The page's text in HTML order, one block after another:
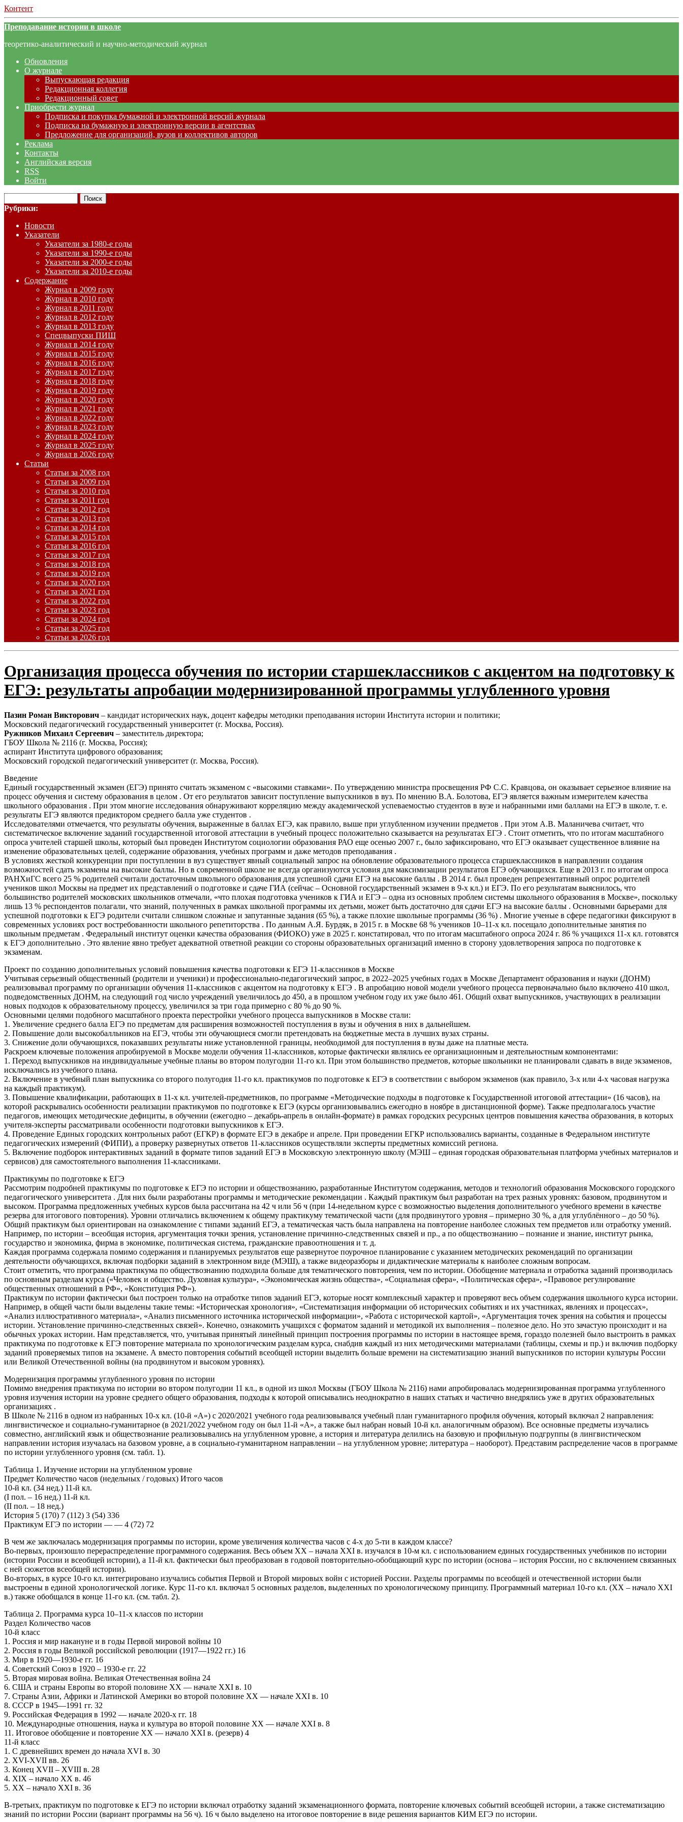
Контент
Преподавание истории в школе
теоретико-аналитический и научно-методический журнал
Обновления
О журнале
Выпускающая редакция
Редакционная коллегия
Редакционный совет
Приобрести журнал
Подписка и покупка бумажной и электронной версий журнала
Подписка на бумажную и электронную версии в агентствах
Предложение для организаций, вузов и коллективов авторов
Реклама
Контакты
Английская версия
RSS
Войти
Рубрики:
Новости
Указатели
Указатели за 1980-е годы
Указатели за 1990-е годы
Указатели за 2000-е годы
Указатели за 2010-е годы
Содержание
Журнал в 2009 году
Журнал в 2010 году
Журнал в 2011 году
Журнал в 2012 году
Журнал в 2013 году
Спецвыпуски ПИШ
Журнал в 2014 году
Журнал в 2015 году
Журнал в 2016 году
Журнал в 2017 году
Журнал в 2018 году
Журнал в 2019 году
Журнал в 2020 году
Журнал в 2021 году
Журнал в 2022 году
Журнал в 2023 году
Журнал в 2024 году
Журнал в 2025 году
Журнал в 2026 году
Статьи
Статьи за 2008 год
Статьи за 2009 год
Статьи за 2010 год
Статьи за 2011 год
Статьи за 2012 год
Статьи за 2013 год
Статьи за 2014 год
Статьи за 2015 год
Статьи за 2016 год
Статьи за 2017 год
Статьи за 2018 год
Статьи за 2019 год
Статьи за 2020 год
Статьи за 2021 год
Статьи за 2022 год
Статьи за 2023 год
Статьи за 2024 год
Статьи за 2025 год
Статьи за 2026 год
Организация процесса обучения по истории старшеклассников с акцентом на подготовку к
ЕГЭ: результаты апробации модернизированной программы углубленного уровня
Пазин Роман Викторович – кандидат исторических наук, доцент кафедры методики преподавания истории Института истории и политики;
Московский педагогический государственный университет (г. Москва, Россия).
Ружников Михаил Сергеевич – заместитель директора;
ГБОУ Школа № 2116 (г. Москва, Россия);
аспирант Института цифрового образования;
Московский городской педагогический университет (г. Москва, Россия).
Введение
Единый государственный экзамен (ЕГЭ) принято считать экзаменом с «высокими ставками». По утверждению министра просвещения РФ С.С. Кравцова, он оказывает серьезное влияние на
процесс обучения и систему образования в целом . От его результатов зависит поступление выпускников в вуз. По мнению В.А. Болотова, ЕГЭ является важным измерителем качества
школьного образования . При этом многие исследования обнаруживают корреляцию между академической успеваемостью студентов в вузе и набранными ими баллами на ЕГЭ в школе, т. е.
результаты ЕГЭ являются предиктором среднего балла уже студентов .
Исследователями отмечается, что результаты обучения, выраженные в баллах ЕГЭ, как правило, выше при углубленном изучении предметов . При этом А.В. Маланичева считает, что
систематическое включение заданий государственной итоговой аттестации в учебный процесс положительно сказывается на результатах ЕГЭ . Cтоит отметить, что по итогам масштабного
опроса учителей старшей школы, который был проведен Институтом социологии образования РАО еще осенью 2007 г., было зафиксировано, что ЕГЭ оказывает существенное влияние на
изменение образовательных целей, содержание образования, учебных программ и даже методов преподавания .
В условиях жесткой конкуренции при поступлении в вуз существует явный социальный запрос на обновление образовательного процесса старшеклассников в направлении создания
возможностей сдать экзамены на высокие баллы. Но в современной школе не всегда организуются условия для максимизации результатов ЕГЭ обучающихся. Еще в 2013 г. по итогам опроса
РАНХиГС всего 25 % родителей считали достаточным школьного образования для успешной сдачи ЕГЭ на высокие баллы . В 2014 г. был проведен репрезентативный опрос родителей
учеников школ Москвы на предмет их представлений о подготовке и сдаче ГИА (сейчас – Основной государственный экзамен в 9-х кл.) и ЕГЭ. По его результатам выяснилось, что
большинство родителей московских школьников отмечали, «что плохая подготовка учеников к ГИА и ЕГЭ – одна из основных проблем системы школьного образования в Москве», поскольку
лишь 13 % респондентов полагали, что знаний, полученных в рамках школьной программы их детьми, может быть достаточно для сдачи ЕГЭ на высокие баллы . Основными барьерами для
успешной подготовки к ЕГЭ родители считали слишком сложные и запутанные задания (65 %), а также плохие школьные программы (36 %) . Многие ученые в сфере педагогики фиксируют в
современных условиях рост востребованности школьного репетиторства . По данным А.Я. Бурдяк, в 2015 г. в Москве 68 % учеников 10–11-х кл. посещало дополнительные занятия по
школьным предметам . Федеральный институт оценки качества образования (ФИОКО) уже в 2025 г. констатировал, что по итогам масштабного опроса 2024 г. 86 % учащихся 11-х кл. готовятся
к ЕГЭ дополнительно . Это явление явно требует адекватной ответной реакции со стороны образовательных организаций именно в сторону удовлетворения запроса по подготовке к
экзаменам.
Проект по созданию дополнительных условий повышения качества подготовки к ЕГЭ 11-классников в Москве
Учитывая серьезный общественный (родители и ученики) и профессионально-педагогический запрос, в 2022–2025 учебных годах в Москве Департамент образования и науки (ДОНМ)
реализовывал программу по организации обучения 11-классников с акцентом на подготовку к ЕГЭ . В апробацию новой модели учебного процесса первоначально было включено 410 школ,
подведомственных ДОНМ, на следующий год число учреждений увеличилось до 450, а в прошлом учебном году их уже было 461. Общий охват выпускников, участвующих в реализации
новых подходов к образовательному процессу, увеличился за три года примерно с 80 % до 90 %.
Основными целями подобного масштабного проекта перестройки учебного процесса выпускников в Москве стали:
1. Увеличение среднего балла ЕГЭ по предметам для расширения возможностей поступления в вузы и обучения в них в дальнейшем.
2. Повышение доли высокобалльников на ЕГЭ, чтобы эти обучающиеся смогли претендовать на бюджетные места в лучших вузах страны.
3. Снижение доли обучающихся, показавших результаты ниже установленной границы, необходимой для поступления в вузы даже на платные места.
Раскроем ключевые положения апробируемой в Москве модели обучения 11-классников, которые фактически являлись ее организационным и деятельностным компонентами:
1. Переход выпускников на индивидуальные учебные планы во втором полугодии 11-го кл. При этом большинство предметов, которые школьники не планировали сдавать в виде экзаменов,
исключались из учебного плана.
2. Включение в учебный план выпускника со второго полугодия 11-го кл. практикумов по подготовке к ЕГЭ в соответствии с выбором экзаменов (как правило, 3-х или 4-х часовая нагрузка
на каждый практикум).
3. Повышение квалификации, работающих в 11-х кл. учителей-предметников, по программе «Методические подходы в подготовке к Государственной итоговой аттестации» (16 часов), на
которой раскрывались особенности реализации практикумов по подготовке к ЕГЭ (курсы организовывались ежегодно в ноябре в дистанционной форме). Также предполагалось участие
педагогов, имеющих методические дефициты, в обучении (ежегодно – декабрь-апрель в онлайн-формате) в рамках городских ресурсных центров повышения качества образования, в которых
учителя-эксперты рассматривали особенности подготовки выпускников к ЕГЭ.
4. Проведение Единых городских контрольных работ (ЕГКР) в формате ЕГЭ в декабре и апреле. При проведении ЕГКР использовались варианты, созданные в Федеральном институте
педагогических измерений (ФИПИ), а проверку развернутых ответов 11-классников осуществляли эксперты предметных комиссий региона.
5. Включение подборок интерактивных заданий в формате типов заданий ЕГЭ в Московскую электронную школу (МЭШ – единая городская образовательная платформа учебных материалов и
сервисов) для самостоятельного выполнения 11-классниками.
Практикумы по подготовке к ЕГЭ
Рассмотрим подробней практикумы по подготовке к ЕГЭ по истории и обществознанию, разработанные Институтом содержания, методов и технологий образования Московского городского
педагогического университета . Для них были разработаны программы и методические рекомендации . Каждый практикум был разработан на трех разных уровнях: базовом, продвинутом и
высоком. Программа предложенных учебных курсов была рассчитана на 42 ч или 56 ч (при 14-недельном курсе с возможностью выделения дополнительного учебного времени в качестве
резерва для итогового повторения). Уровни отличались включением к общему практикуму тематической части (для продвинутого уровня – примерно 30 %, а для углублённого – до 50 %).
Общий практикум был ориентирован на ознакомление с типами заданий ЕГЭ, а тематическая часть была направлена на повторение наиболее сложных тем предметов или отработку умений.
Например, по истории – всеобщая история, аргументация точки зрения, установление причинно-следственных связей и пр., а по обществознанию – познание и знание, институт рынка,
государство и экономика, фирма в экономике, политическая система, гражданские правоотношения и т. д.
Каждая программа содержала помимо содержания и планируемых результатов еще развернутое поурочное планирование с указанием методических рекомендаций по организации
деятельности обучающихся, включая подборки заданий в электронном виде (МЭШ), а также видеоразборы и дидактические материалы к наиболее сложным вопросам.
Стоит отметить, что программа практикума по обществознанию подходила больше для тематического повторения, чем по истории. Обобщение материала и отработка заданий производилась
по основным разделам курса («Человек и общество. Духовная культура», «Экономическая жизнь общества», «Социальная сфера», «Политическая сфера», «Правовое регулирование
общественных отношений в РФ», «Конституция РФ»).
Практикум по истории фактически был построен только на отработке типов заданий ЕГЭ, которые носят комплексный характер и проверяют весь объем содержания школьного курса истории.
Например, в общей части были выделены такие темы: «Историческая хронология», «Систематизация информации об исторических событиях и их участниках, явлениях и процессах»,
«Анализ иллюстративного материала», «Анализ письменного источника исторической информации», «Работа с исторической картой», «Аргументация точек зрения на события и процессы
истории. Установление причинно-следственных связей». Конечно, ознакомить учащихся с форматом заданий и методикой их выполнения – полезное дело. Но это зачастую происходит и на
обычных уроках истории. Нам представляется, что, учитывая принятый линейный принцип построения программы по истории в настоящее время, гораздо полезней было выстроить в рамках
практикума по подготовке к ЕГЭ повторение материала по хронологическим разделам курса, снабдив каждый из них методическими материалами (таблицы, схемы и пр.) и включив подборку
заданий проверяемых типов на экзамене. А вместо повторения событий всеобщей истории выделить больше времени на систематизацию знаний выпускников по истории культуры России
или Великой Отечественной войны (на продвинутом и высоком уровнях).
Модернизация программы углубленного уровня по истории
Помимо внедрения практикума по истории во втором полугодии 11 кл., в одной из школ Москвы (ГБОУ Школа № 2116) нами апробировалась модернизированная программа углубленного
уровня изучения истории на уровне среднего общего образования, подходы к которой описывались неоднократно в наших статьях и частично внедрялись уже в других образовательных
организациях .
В Школе № 2116 в одном из набранных 10-х кл. (10-й «А») с 2020/2021 учебного года реализовывался учебный план гуманитарного профиля обучения, который включал 2 направления:
лингвистическое и социально-гуманитарное (в 2021/2022 учебном году он был 11-й «А», а также был набран новый 10-й кл. аналогичным образом). Все основные предметы изучались
совместно, английский язык и обществознание реализовывались на углубленном уровне, а история и литература делились на базовую и профильную подгруппы (в лингвистическом
направлении история изучалась на базовом уровне, а в социально-гуманитарном направлении – на углубленном уровне; литература – наоборот). Представим распределение часов в программе
по истории углубленного уровня (см. табл. 1).
Таблица 1. Изучение истории на углубленном уровне
Предмет Количество часов (недельных / годовых) Итого часов
10-й кл. (34 нед.) 11-й кл.
(I пол. – 16 нед.) 11-й кл.
(II пол. – 18 нед.)
История 5 (170) 7 (112) 3 (54) 336
Практикум ЕГЭ по истории — — 4 (72) 72
В чем же заключалась модернизация программы по истории, кроме увеличения количества часов с 4-х до 5-ти в каждом классе?
Во-первых, произошло перераспределение программного содержания. Весь объем XX – начала XXI в. изучался в 10-м кл. с использованием единых государственных учебников по истории
(истории России и всеобщей истории), а 11-й кл. фактически был преобразован в годовой повторительно-обобщающий курс по истории (основа – история России, но с включением связанных
с ней сюжетов всеобщей истории).
Во-вторых, в курсе 10-го кл. интегрировано изучались события Первой и Второй мировых войн с историей России. Разделы программы по всеобщей и отечественной истории были
выстроены в единой хронологической логике. Курс 11-го кл. включал 5 основных разделов, выделенных по хронологическому принципу. Программный материал 10-го кл. (XX – начало XXI
в.) также обобщался в конце 11-го кл. (см. табл. 2).
Таблица 2. Программа курса 10–11-х классов по истории
Раздел Количество часов
10-й класс
1. Россия и мир накануне и в годы Первой мировой войны 10
2. Россия в годы Великой российской революции (1917—1922 гг.) 16
3. Мир в 1920—1930-е гг. 16
4. Советский Союз в 1920 – 1930-е гг. 22
5. Вторая мировая война. Великая Отечественная война 24
6. США и страны Европы во второй половине ХХ — начале XXI в. 10
7. Страны Азии, Африки и Латинской Америки во второй половине XX — начале XXI в. 10
8. СССР в 1945—1991 гг. 32
9. Российская Федерация в 1992 — начале 2020-х гг. 18
10. Международные отношения, наука и культура во второй половине XX — начале XXI в. 8
11. Итоговое обобщение и повторение XX — начало XXI в. (резерв) 4
11-й класс
1. С древнейших времен до начала XVI в. 30
2. XVI-XVII вв. 26
3. Конец XVII – XVIII в. 28
4. XIX – начало XX в. 46
5. XX – начало XXI в. 36
В-третьих, практикум по подготовке к ЕГЭ по истории включал отработку заданий экзаменационного формата, повторение ключевых событий всеобщей истории, а также систематизацию
знаний по истории России (вариант программы на 56 ч). 16 ч было выделено на итоговое повторение в виде решения вариантов КИМ ЕГЭ по истории.